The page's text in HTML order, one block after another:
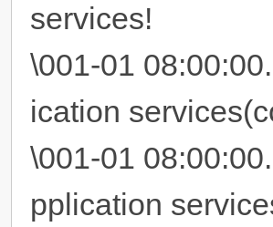
services!
\001-01
ication
\001-01
pplication